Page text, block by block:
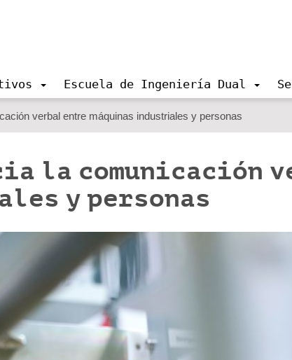
Escuela de Ingeniería Dual
verbal entre máquinas industriales y personas
la comunicación
y personas